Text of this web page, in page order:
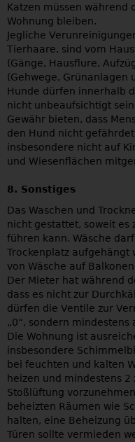
Katzen müssen während
Wohnung bleiben.
Jegliche
Tierhaare, sind vom
(Gänge, Hausflure,
(Gehwege, Grünanlagen
Hunde dürfen innerhalb
nicht unbeaufsichtigt
Gewähr bieten, dass
den Hund nicht
insbesondere nicht auf
und Wiesenflächen
8. Sonstiges
Das Waschen und
nicht gestattet, soweit es
führen kann. Wäsche
Trockenplatz aufgehängt
von Wäsche auf
Der Mieter hat während
dass es nicht zur
dürfen die Ventile zur
„0“, sondern mindestens
Die Wohnung ist
insbesondere
bei feuchten und kalten
heizen und mindestens 2
Stoßlüftung
beheizten Räumen wie
halten, eine Beheizung
Türen sollte vermieden